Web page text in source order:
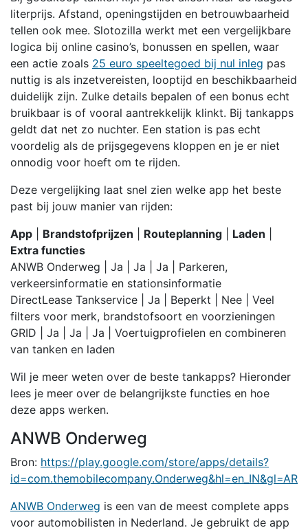
literprijs. Afstand, openingstijden en betrouwbaarheid
tellen ook mee. Slotozilla werkt met een vergelijkbare
logica bij online casino’s, bonussen en spellen, waar
een actie zoals 25 euro speeltegoed bij nul inleg pas
nuttig is als inzetvereisten, looptijd en beschikbaarheid
duidelijk zijn. Zulke details bepalen of een bonus echt
bruikbaar is of vooral aantrekkelijk klinkt. Bij tankapps
geldt dat net zo nuchter. Een station is pas echt
voordelig als de prijsgegevens kloppen en je er niet
onnodig voor hoeft om te rijden.
Deze vergelijking laat snel zien welke app het beste
past bij jouw manier van rijden:
App
Brandstofprijzen Routeplanning Laden
Extra functies
ANWB Onderweg | Ja | Ja | Ja | Parkeren,
verkeersinformatie en stationsinformatie
DirectLease Tankservice | Ja | Beperkt | Nee | Veel
filters voor merk, brandstofsoort en voorzieningen
GRID | Ja | Ja | Ja | Voertuigprofielen en combineren
van tanken en laden
Wil je meer weten over de beste tankapps? Hieronder
lees je meer over de belangrijkste functies en hoe
deze apps werken.
ANWB Onderweg
Bron: https://play.google.com/store/apps/details?
id=com.themobilecompany.Onderweg&hl=en_IN&gl=AR
ANWB Onderweg is een van de meest complete apps
voor automobilisten in Nederland. Je gebruikt de app